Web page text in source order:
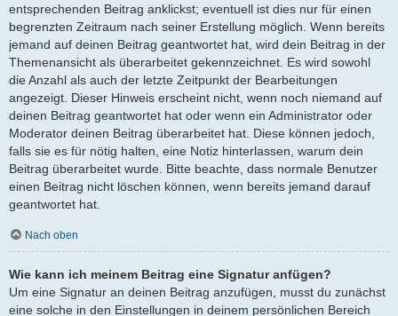
entsprechenden Beitrag anklickst; eventuell ist dies nur für einen
begrenzten Zeitraum nach seiner Erstellung möglich. Wenn bereits
jemand auf deinen Beitrag geantwortet hat, wird dein Beitrag in der
Themenansicht als überarbeitet gekennzeichnet. Es wird sowohl
die Anzahl als auch der letzte Zeitpunkt der Bearbeitungen
angezeigt. Dieser Hinweis erscheint nicht, wenn noch niemand auf
deinen Beitrag geantwortet hat oder wenn ein Administrator oder
Moderator deinen Beitrag überarbeitet hat. Diese können jedoch,
falls sie es für nötig halten, eine Notiz hinterlassen, warum dein
Beitrag überarbeitet wurde. Bitte beachte, dass normale Benutzer
einen Beitrag nicht löschen können, wenn bereits jemand darauf
geantwortet hat.
Nach oben
Wie kann ich meinem Beitrag eine Signatur anfügen?
Um eine Signatur an deinen Beitrag anzufügen, musst du zunächst
eine solche in den Einstellungen in deinem persönlichen Bereich